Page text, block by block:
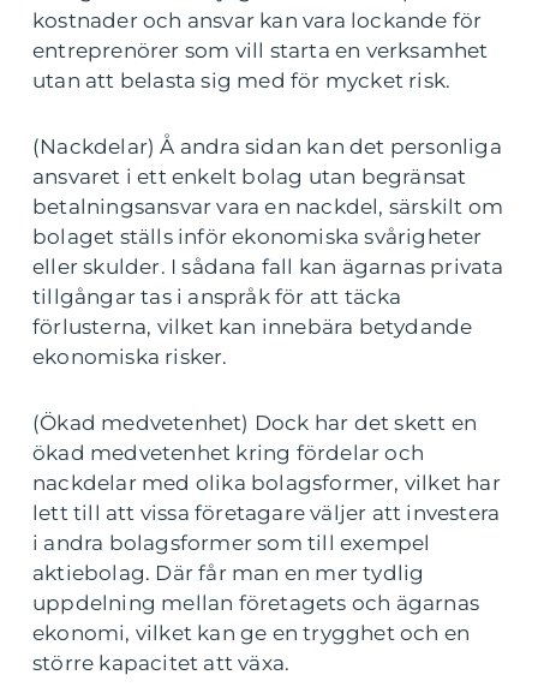
kostnader och ansvar kan vara lockande för
entreprenörer som vill starta en verksamhet
utan att belasta sig med för mycket risk.
(Nackdelar) Å andra sidan kan det personliga
ansvaret i ett enkelt bolag utan begränsat
betalningsansvar vara en nackdel, särskilt om
bolaget ställs inför ekonomiska svårigheter
eller skulder. I sådana fall kan ägarnas privata
tillgångar tas i anspråk för att täcka
förlusterna, vilket kan innebära betydande
ekonomiska risker.
(Ökad medvetenhet) Dock har det skett en
ökad medvetenhet kring fördelar och
nackdelar med olika bolagsformer, vilket har
lett till att vissa företagare väljer att investera
i andra bolagsformer som till exempel
aktiebolag. Där får man en mer tydlig
uppdelning mellan företagets och ägarnas
ekonomi, vilket kan ge en trygghet och en
större kapacitet att växa.